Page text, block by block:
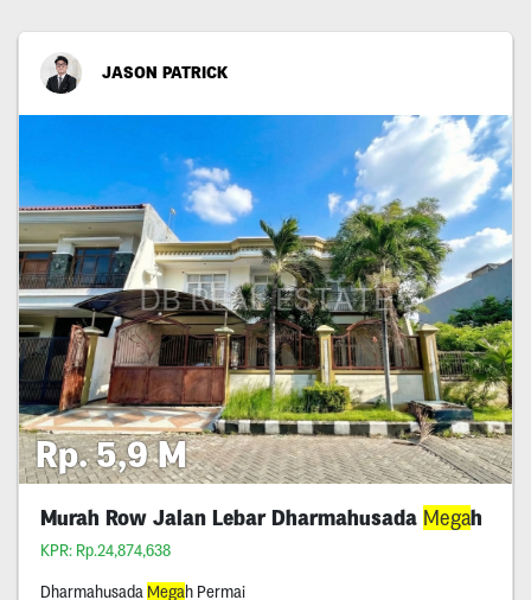
JASON PATRICK
Rp. 5,9 M
Murah Row Jalan Lebar Dharmahusada Megah
KPR: Rp.24,874,638
Dharmahusada Megah Permai